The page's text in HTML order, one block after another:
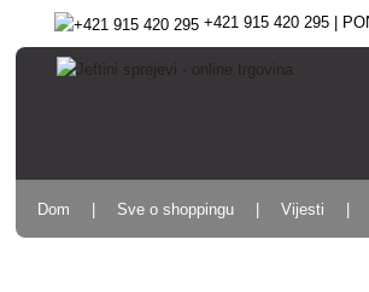
+421 915 420 295 |
Dom Sve o shoppingu Vijesti